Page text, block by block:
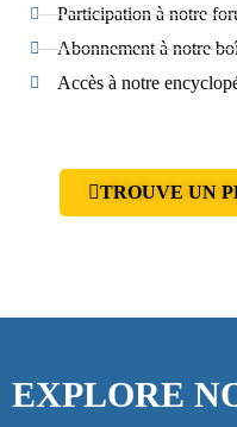
Participation à notre
Abonnement à notre
Accès à notre
TROUVE UN
EXPLORE